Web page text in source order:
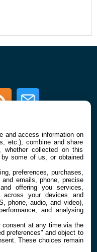
RSS Newsletter
and access information on
etc.), combine and share
whether collected on this
some of us, or obtained
preferences, purchases,
emails, phone, precise
offering you services,
across your devices and
phone, audio, and video),
and analysing
consent at any time via the
preferences" and object to
These choices remain